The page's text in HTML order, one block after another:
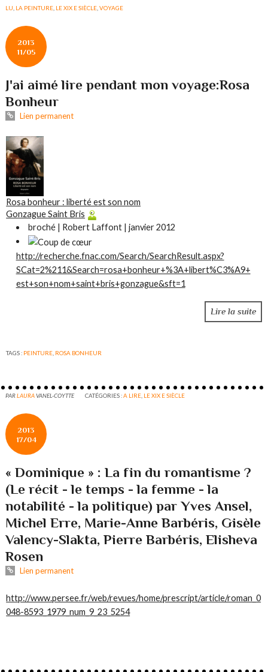
LU LA PEINTURE LE XIX E SIÈCLE ,VOYAGE
2013
11/05
J'ai aimé lire pendant mon voyage:Rosa
Bonheur
Lien permanent
Rosa bonheur : liberté est son nom
Gonzague Saint Bris
broché | Robert Laffont | janvier 2012
http://recherche.fnac.com/Search/SearchResult.aspx?
SCat=2%211&Search=rosa+bonheur+%3A+libert%C3%A9+
est+son+nom+saint+bris+gonzague&sft=1
Lire la suite
TAGS : PEINTURE ROSA BONHEUR
PARLAURAVANEL-COYTTE CATÉGORIES :A LIRE LE XIX E SIÈCLE
2013
17/04
« Dominique » : La fin du romantisme ?
(Le récit - le temps - la femme - la
notabilité - la politique) par Yves Ansel,
Michel Erre, Marie-Anne Barbéris, Gisèle
Valency-Slakta, Pierre Barbéris, Elisheva
Rosen
Lien permanent
http://www.persee.fr/web/revues/home/prescript/article/roman_0
048-8593_1979_num_9_23_5254